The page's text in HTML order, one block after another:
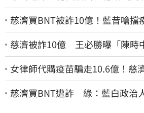
慈濟買BNT被詐10億！藍昔嗆擋
慈濟被詐10億 王必勝曝「陳時
女律師代購疫苗騙走10.6億！慈
曝：檢警上門才知被騙
慈濟買BNT遭詐 綠：藍白政治